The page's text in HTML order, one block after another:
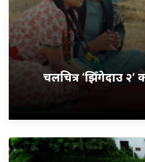
चलचित्र ‘झिँगेदाउ